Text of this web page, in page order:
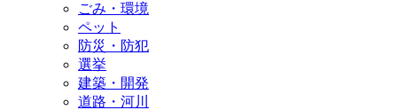
ごみ・環境
ペット
防災・防犯
選挙
建築・開発
道路・河川